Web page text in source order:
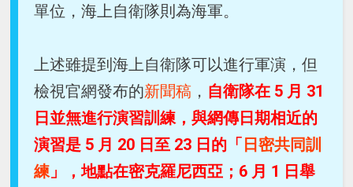
單位，海上自衛隊則為海軍。
上述雖提到海上自衛隊可以進行軍演，但
檢視官網發布的新聞稿 ， 自衛隊在 5 月 31
日並無進行演習訓練，與網傳日期相近的
演習是 5 月 20 日至 23 日的「 日密共同訓
練 」，地點在密克羅尼西亞；6 月 1 日舉